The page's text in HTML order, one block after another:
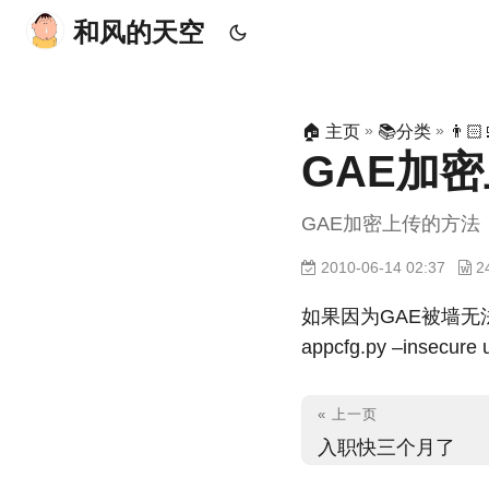
和风的天空
🏠 主页 » 📚分类 »
GAE加
GAE加密上传的方法
2010-06-14 02:37
如果因为GAE被墙无
appcfg.py –insecure
« 上一页
入职快三个月了